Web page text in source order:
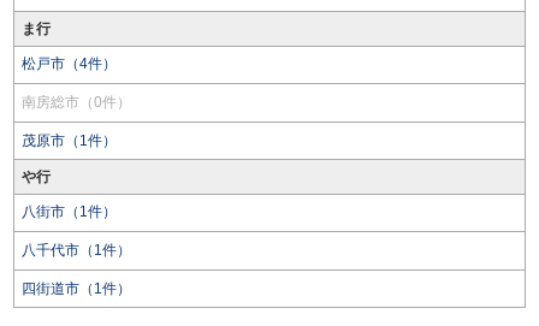
ま行
松戸市（4件）
南房総市（0件）
茂原市（1件）
や行
八街市（1件）
八千代市（1件）
四街道市（1件）